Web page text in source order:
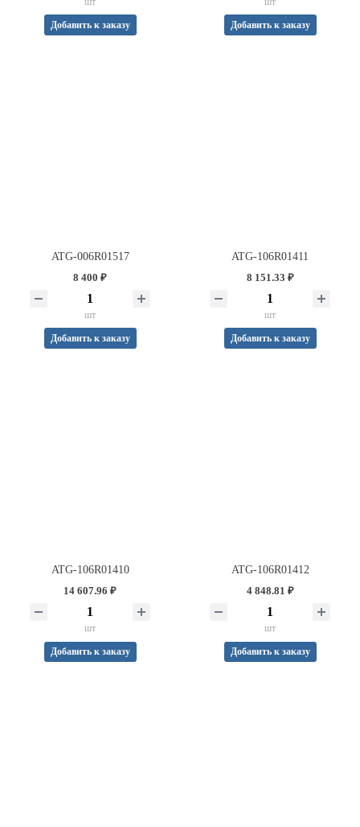
Добавить к заказу Добавить к заказу
ATG-006R01517
8 400 ₽
шт
Добавить к заказу
ATG-106R01411
8 151.33 ₽
шт
Добавить к заказу
ATG-106R01410
14 607.96 ₽
шт
Добавить к заказу
ATG-106R01412
4 848.81 ₽
шт
Добавить к заказу